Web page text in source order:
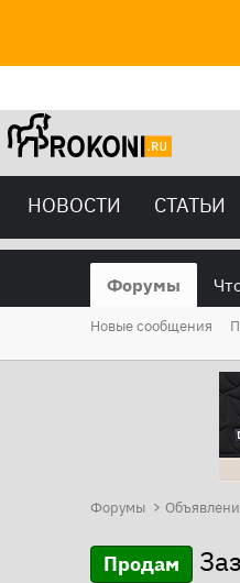
НОВОСТИ СТАТЬИ
Форумы
Новые сообщения
Форумы
Продам